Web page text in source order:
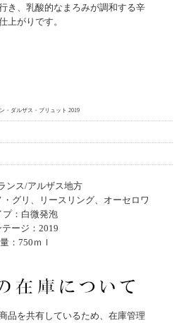
き、乳酸的なまろみが調和する辛
上がりです。
・ダルザス・ブリュット 2019
ンス/アルザス地方
グリ、リースリング、オーセロワ
プ：白微発泡
テージ：2019
：750ｍｌ
品を共有しているため、在庫管理